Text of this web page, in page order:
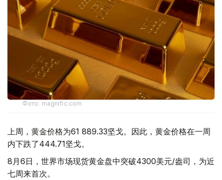
Фото: magnific.com
上周，黄金价格为61 889.33坚戈。因此，黄金价格在一周
内下跌了444.71坚戈。
8月6日，世界市场现货黄金盘中突破4300美元/盎司，为近
七周来首次。